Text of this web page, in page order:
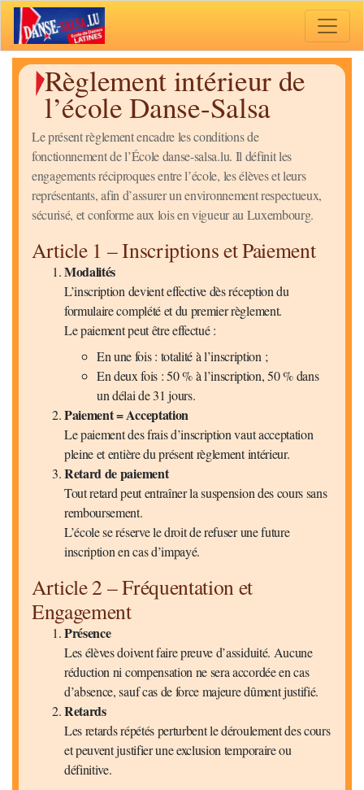
Règlement intérieur de
l’école Danse-Salsa
Le présent règlement encadre les conditions de
fonctionnement de l’École danse-salsa.lu. Il définit les
engagements réciproques entre l’école, les élèves et leurs
représentants, afin d’assurer un environnement respectueux,
sécurisé, et conforme aux lois en vigueur au Luxembourg.
Article 1 – Inscriptions et Paiement
Modalités
L’inscription devient effective dès réception du
formulaire complété et du premier règlement.
Le paiement peut être effectué :
En une fois : totalité à l’inscription ;
En deux fois : 50 % à l’inscription, 50 % dans
un délai de 31 jours.
Paiement = Acceptation
Le paiement des frais d’inscription vaut acceptation
pleine et entière du présent règlement intérieur.
Retard de paiement
Tout retard peut entraîner la suspension des cours sans
remboursement.
L’école se réserve le droit de refuser une future
inscription en cas d’impayé.
Article 2 – Fréquentation et
Engagement
Présence
Les élèves doivent faire preuve d’assiduité. Aucune
réduction ni compensation ne sera accordée en cas
d’absence, sauf cas de force majeure dûment justifié.
Retards
Les retards répétés perturbent le déroulement des cours
et peuvent justifier une exclusion temporaire ou
définitive.